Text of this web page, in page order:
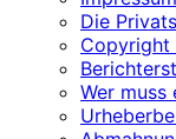
Die
Copyright
Wer muss